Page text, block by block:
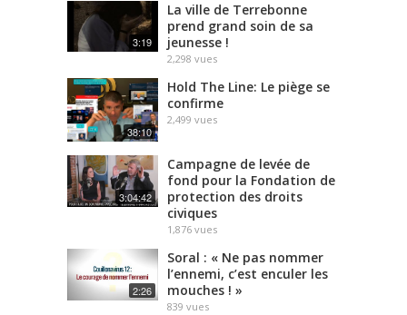
3:19
La ville de Terrebonne
prend grand soin de sa
jeunesse !
2,298 vues
38:10
Hold The Line: Le piège se
confirme
2,499 vues
3:04:42
Campagne de levée de
fond pour la Fondation de
protection des droits
civiques
1,876 vues
2:26
Soral : « Ne pas nommer
l’ennemi, c’est enculer les
mouches ! »
839 vues